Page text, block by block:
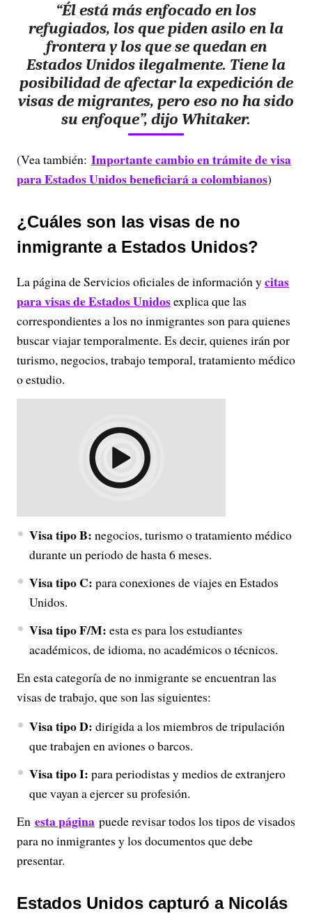
“Él está más enfocado en los
refugiados, los que piden asilo en la
frontera y los que se quedan en
Estados Unidos ilegalmente. Tiene la
posibilidad de afectar la expedición de
visas de migrantes, pero eso no ha sido
su enfoque”, dijo Whitaker.
(Vea también: Importante cambio en trámite de visa
para Estados Unidos beneficiará a colombianos)
¿Cuáles son las visas de no
inmigrante a Estados Unidos?
La página de Servicios oficiales de información ycitas
para visas de Estados Unidosexplica que las
correspondientes a los no inmigrantes son para quienes
buscar viajar temporalmente. Es decir, quienes irán por
turismo, negocios, trabajo temporal, tratamiento médico
o estudio.
Visa tipo B: negocios, turismo o tratamiento médico
durante un periodo de hasta 6 meses.
Visa tipo C: para conexiones de viajes en Estados
Unidos.
Visa tipo F/M: esta es para los estudiantes
académicos, de idioma, no académicos o técnicos.
En esta categoría de no inmigrante se encuentran las
visas de trabajo, que son las siguientes:
Visa tipo D: dirigida a los miembros de tripulación
que trabajen en aviones o barcos.
Visa tipo I: para periodistas y medios de extranjero
que vayan a ejercer su profesión.
En esta página puede revisar todos los tipos de visados
para no inmigrantes y los documentos que debe
presentar.
Estados Unidos capturó a Nicolás